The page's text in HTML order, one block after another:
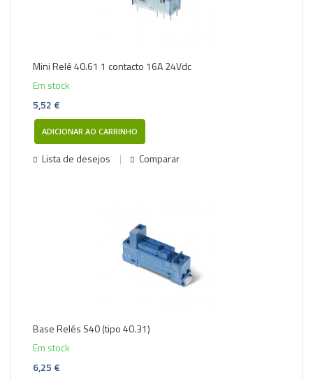
Mini Relé 40.61 1 contacto 16A 24Vdc
Em stock
5,52 €
ADICIONAR AO CARRINHO
Lista de desejos Comparar
Base Relés S40 (tipo 40.31)
Em stock
6,25 €